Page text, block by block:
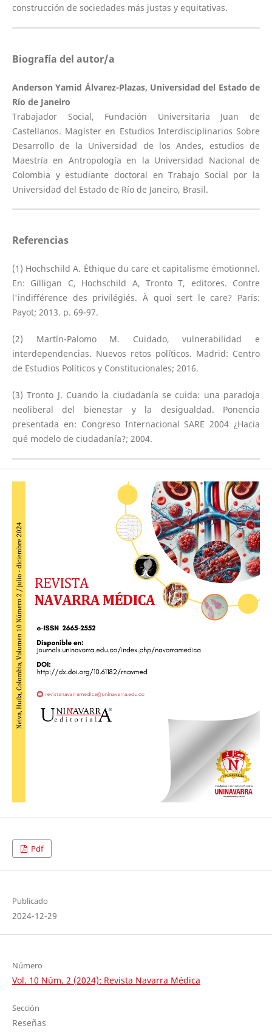
construcción de sociedades más justas y equitativas.
Biografía del autor/a
Anderson Yamid Álvarez-Plazas, Universidad del Estado de
Río de Janeiro
Trabajador Social, Fundación Universitaria Juan de
Castellanos. Magíster en Estudios Interdisciplinarios Sobre
Desarrollo de la Universidad de los Andes, estudios de
Maestría en Antropología en la Universidad Nacional de
Colombia y estudiante doctoral en Trabajo Social por la
Universidad del Estado de Río de Janeiro, Brasil.
Referencias
(1) Hochschild A. Éthique du care et capitalisme émotionnel.
En: Gilligan C, Hochschild A, Tronto T, editores. Contre
l'indifférence des privilégiés. À quoi sert le care? Paris:
Payot; 2013. p. 69-97.
(2) Martín-Palomo M. Cuidado, vulnerabilidad e
interdependencias. Nuevos retos políticos. Madrid: Centro
de Estudios Políticos y Constitucionales; 2016.
(3) Tronto J. Cuando la ciudadanía se cuida: una paradoja
neoliberal del bienestar y la desigualdad. Ponencia
presentada en: Congreso Internacional SARE 2004 ¿Hacia
qué modelo de ciudadanía?; 2004.
Pdf
Publicado
2024-12-29
Número
Vol. 10 Núm. 2 (2024): Revista Navarra Médica
Sección
Reseñas